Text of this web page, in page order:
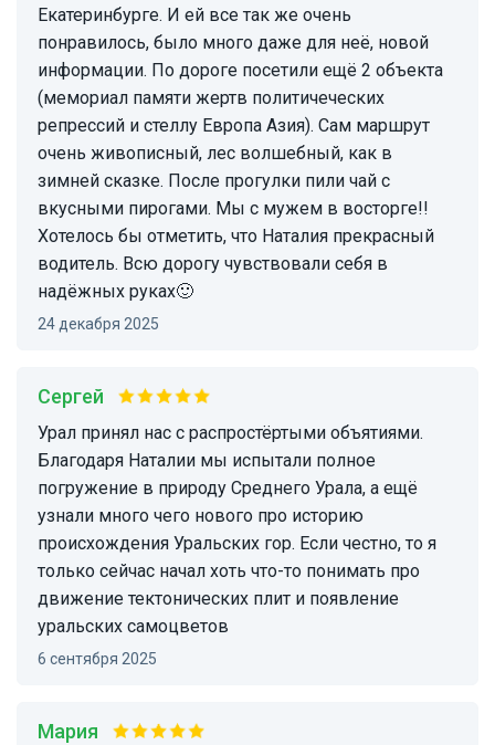
Екатеринбурге. И ей все так же очень
понравилось, было много даже для неё, новой
информации. По дороге посетили ещё 2 объекта
(мемориал памяти жертв политичеческих
репрессий и стеллу Европа Азия). Сам маршрут
очень живописный, лес волшебный, как в
зимней сказке. После прогулки пили чай с
вкусными пирогами. Мы с мужем в восторге!!
Хотелось бы отметить, что Наталия прекрасный
водитель. Всю дорогу чувствовали себя в
надёжных руках🙂
24 декабря 2025
Сергей
Урал принял нас с распростёртыми объятиями.
Благодаря Наталии мы испытали полное
погружение в природу Среднего Урала, а ещё
узнали много чего нового про историю
происхождения Уральских гор. Если честно, то я
только сейчас начал хоть что-то понимать про
движение тектонических плит и появление
уральских самоцветов
6 сентября 2025
Мария